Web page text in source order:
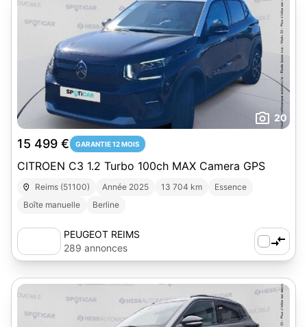
20
15 499 € GARANTIE 12 MOIS
CITROEN C3 1.2 Turbo 100ch MAX Camera GPS
Reims (51100) Année 2025 13 704 km
Essence
Boîte manuelle
Berline
PEUGEOT REIMS
289 annonces